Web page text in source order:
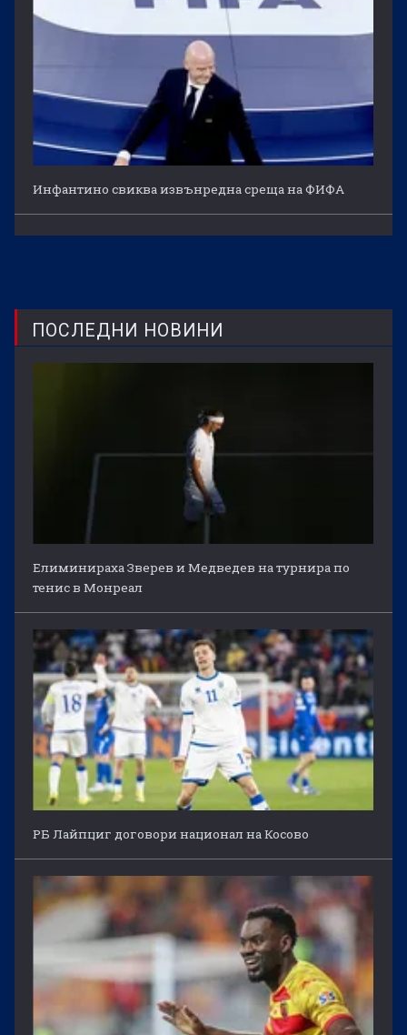
Инфантино свиква извънредна среща на ФИФА
ПОСЛЕДНИ НОВИНИ
Елиминираха Зверев и Медведев на турнира по
тенис в Монреал
РБ Лайпциг договори национал на Косово